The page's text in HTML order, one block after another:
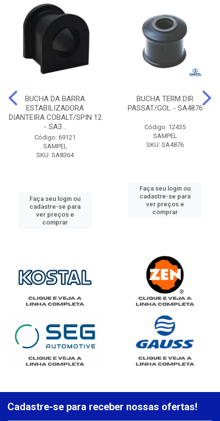
BUCHA DA BARRA
ESTABILIZADORA
DIANTEIRA COBALT/SPIN 12
- SA3...
Código: 69121
SAMPEL
SKU: SA8364
Faça seu login ou
cadastre-se para
ver preços e
comprar
BUCHA TERM DIR
PASSAT/GOL - SA4876
Código: 12435
SAMPEL
SKU: SA4876
Faça seu login ou
cadastre-se para
ver preços e
comprar
Cadastre-se para receber nossas ofertas!